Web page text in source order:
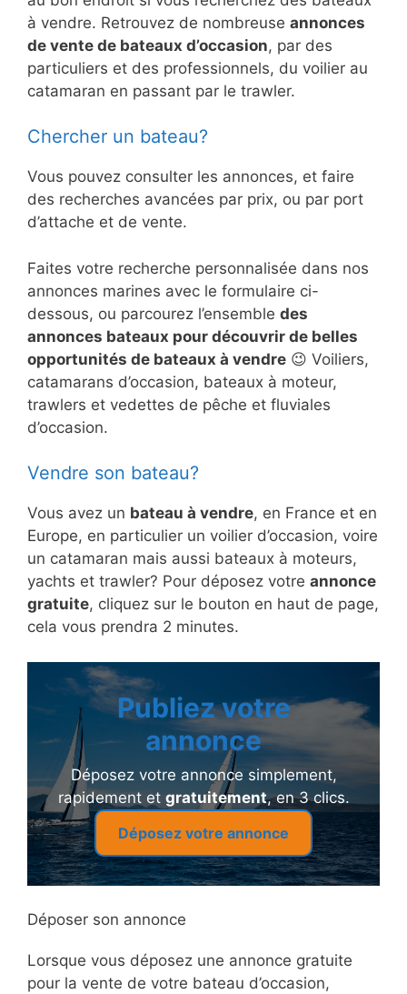
à vendre. Retrouvez de nombreuse annonces
de vente de bateaux d’occasion, par des
particuliers et des professionnels, du voilier au
catamaran en passant par le trawler.
Chercher un bateau?
Vous pouvez consulter les annonces, et faire
des recherches avancées par prix, ou par port
d’attache et de vente.
Faites votre recherche personnalisée dans nos
annonces marines avec le formulaire ci-
dessous, ou parcourez l’ensemble des
annonces bateaux pour découvrir de belles
opportunités de bateaux à vendre 😉 Voiliers,
catamarans d’occasion, bateaux à moteur,
trawlers et vedettes de pêche et fluviales
d’occasion.
Vendre son bateau?
Vous avez un bateau à vendre, en France et en
Europe, en particulier un voilier d’occasion, voire
un catamaran mais aussi bateaux à moteurs,
yachts et trawler? Pour déposez votre annonce
gratuite, cliquez sur le bouton en haut de page,
cela vous prendra 2 minutes.
Publiez votre
annonce
Déposez votre annonce simplement,
rapidement et gratuitement, en 3 clics.
Déposez votre annonce
Déposer son annonce
Lorsque vous déposez une annonce gratuite
pour la vente de votre bateau d’occasion,